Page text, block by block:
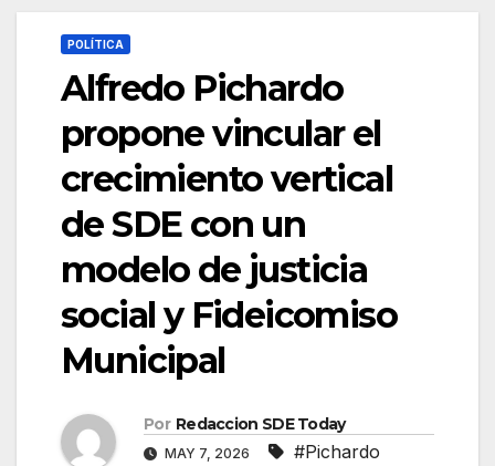
POLÍTICA
Alfredo Pichardo
propone vincular el
crecimiento vertical
de SDE con un
modelo de justicia
social y Fideicomiso
Municipal
Por Redaccion SDE Today
MAY 7, 2026 #Pichardo